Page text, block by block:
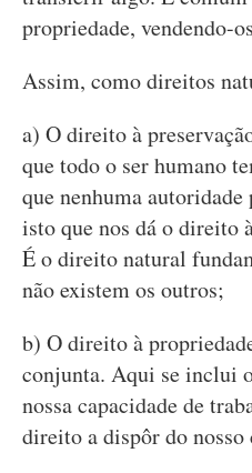
propriedade, vendendo-
Assim, como direitos
a) O direito à
que todo o ser humano
que nenhuma
isto que nos dá o direito
É o direito natural
não existem os outros;
b) O direito à
conjunta. Aqui se inclui
nossa capacidade de
direito a dispôr do